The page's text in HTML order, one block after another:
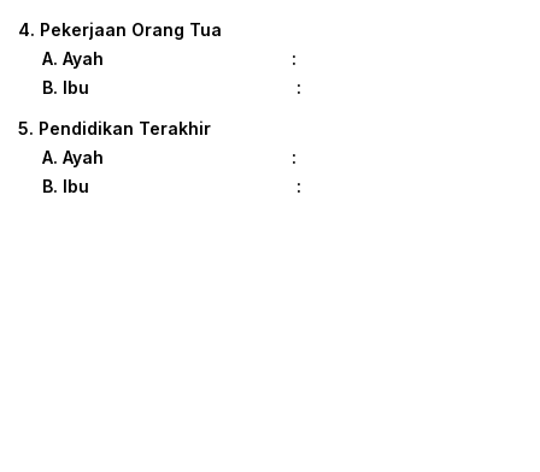
4. Pekerjaan Orang Tua
A. Ayah :
B. Ibu :
5. Pendidikan Terakhir
A. Ayah :
B. Ibu :